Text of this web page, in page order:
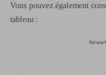
Vous pouvez également
tableau :